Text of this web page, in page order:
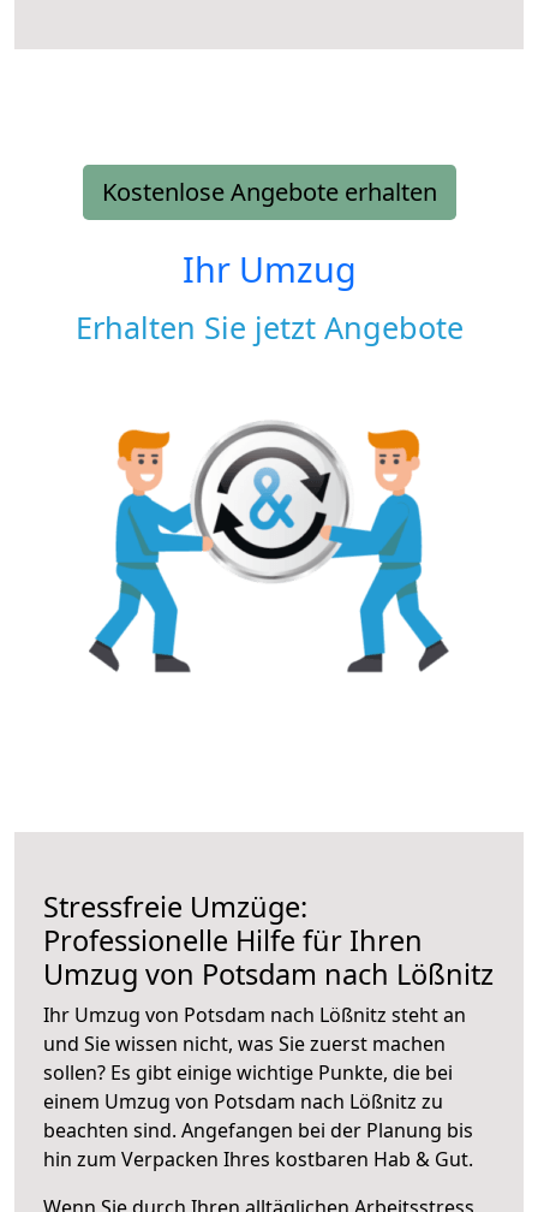
Kostenlose Angebote erhalten
Ihr Umzug
Erhalten Sie jetzt Angebote
Stressfreie Umzüge:
Professionelle Hilfe für Ihren
Umzug von Potsdam nach Lößnitz
Ihr Umzug von Potsdam nach Lößnitz steht an
und Sie wissen nicht, was Sie zuerst machen
sollen? Es gibt einige wichtige Punkte, die bei
einem Umzug von Potsdam nach Lößnitz zu
beachten sind. Angefangen bei der Planung bis
hin zum Verpacken Ihres kostbaren Hab & Gut.